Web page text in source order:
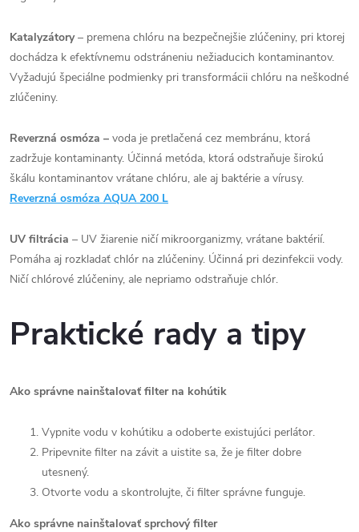
Katalyzátory– premena chlóru na bezpečnejšie zlúčeniny, pri ktorej
dochádza k efektívnemu odstráneniu nežiaducich kontaminantov.
Vyžadujú špeciálne podmienky pri transformácii chlóru na neškodné
zlúčeniny.
Reverzná osmóza – voda je pretlačená cez membránu, ktorá
zadržuje kontaminanty. Účinná metóda, ktorá odstraňuje širokú
škálu kontaminantov vrátane chlóru, ale aj baktérie a vírusy.
Reverzná osmóza AQUA 200 L
UV filtrácia – UV žiarenie ničí mikroorganizmy, vrátane baktérií.
Pomáha aj rozkladať chlór na zlúčeniny. Účinná pri dezinfekcii vody.
Ničí chlórové zlúčeniny, ale nepriamo odstraňuje chlór.
Praktické rady a tipy
Ako správne nainštalovať filter na kohútik
Vypnite vodu v kohútiku a odoberte existujúci perlátor.
Pripevnite filter na závit a uistite sa, že je filter dobre
utesnený.
Otvorte vodu a skontrolujte, či filter správne funguje.
Ako správne nainštalovať sprchový filter